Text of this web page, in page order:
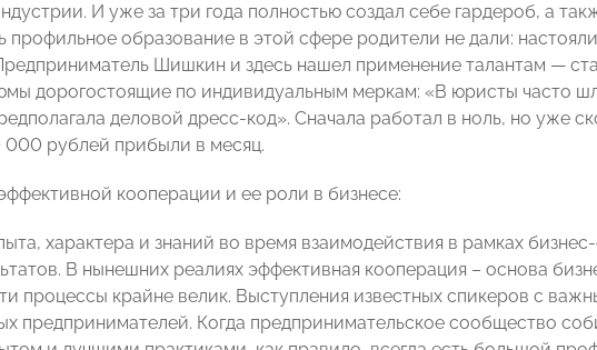
И уже за три года полностью создал себе гардероб, а
профильное образование в этой сфере родители не дали:
Шишкин и здесь нашел применение талантам —
дорогостоящие по индивидуальным меркам: «В юристы часто
деловой дресс-код». Сначала работал в ноль, но уже
000 рублей прибыли в месяц.
кооперации и ее роли в бизнесе:
характера и знаний во время взаимодействия в рамках
В нынешних реалиях эффективная кооперация – основа
процессы крайне велик. Выступления известных спикеров с
предпринимателей. Когда предпринимательское сообщество